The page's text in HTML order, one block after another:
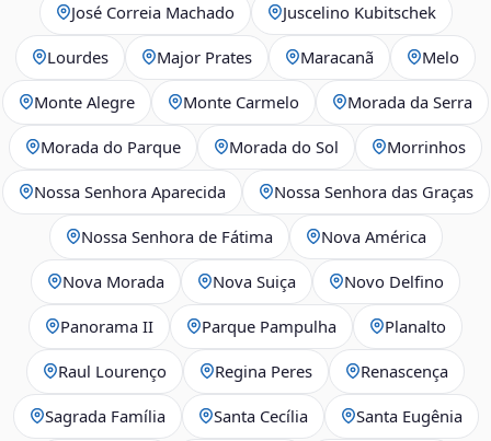
José Correia Machado Juscelino Kubitschek
Lourdes Major Prates Maracanã Melo
Monte Alegre Monte Carmelo Morada da Serra
Morada do Parque Morada do Sol Morrinhos
Nossa Senhora Aparecida Nossa Senhora das Graças
Nossa Senhora de Fátima Nova América
Nova Morada Nova Suiça Novo Delfino
Panorama II Parque Pampulha Planalto
Raul Lourenço Regina Peres Renascença
Sagrada Família Santa Cecília Santa Eugênia